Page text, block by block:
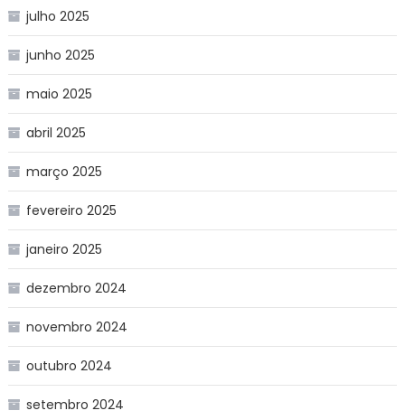
julho 2025
junho 2025
maio 2025
abril 2025
março 2025
fevereiro 2025
janeiro 2025
dezembro 2024
novembro 2024
outubro 2024
setembro 2024